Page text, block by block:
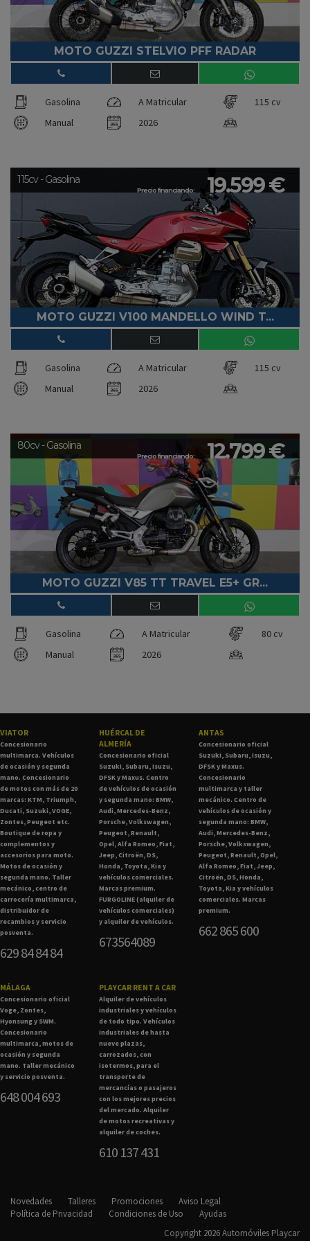
MOTO GUZZI STELVIO PFF RADAR
Gasolina A Matricular
115 cv
Manual
2026
Precio financiando: 19.599 €
115cv - Gasolina
MOTO GUZZI V100 MANDELLO WIND T...
Gasolina A Matricular
115 cv
Manual
2026
Precio financiando: 12.799 €
80cv - Gasolina
MOTO GUZZI V85 TT TRAVEL E5+ GR...
Gasolina A Matricular
80 cv
Manual
2026
VIATOR
Concesionario
multimarca. Vehículos
de ocasión y segunda
mano. Concesionario
de motos con más de 20
marcas: KTM, Triumph,
Ducati, Suzuki, VOGE,
Zontes, Peugeot etc.
Boutique de ropa y
complementos y
accesorios para moto.
Motos de ocasión y
segunda mano. Taller
mecánico, centro de
carrocería multimarca,
distribuidor de
recambios y servicio
posventa.
629 84 84 84
HUÉRCAL DE
ALMERÍA
Concesionario oficial
Suzuki, Subaru, Isuzu,
DFSK y Maxus. Centro
de vehículos de ocasión
y segunda mano: BMW,
Audi, Mercedes-Benz,
Porsche, Volkswagen,
Peugeot, Renault,
Opel, Alfa Romeo, Fiat,
Jeep, Citroën, DS,
Honda, Toyota, Kia y
vehículos comerciales.
Marcas premium.
FURGOLINE (alquiler de
vehículos comerciales)
y alquiler de vehículos.
673564089
ANTAS
Concesionario oficial
Suzuki, Subaru, Isuzu,
DFSK y Maxus.
Concesionario
multimarca y taller
mecánico. Centro de
vehículos de ocasión y
segunda mano: BMW,
Audi, Mercedes-Benz,
Porsche, Volkswagen,
Peugeot, Renault, Opel,
Alfa Romeo, Fiat, Jeep,
Citroën, DS, Honda,
Toyota, Kia y vehículos
comerciales. Marcas
premium.
662 865 600
MÁLAGA
Concesionario oficial
Voge, Zontes,
Hyonsung y SWM.
Concesionario
multimarca, motos de
ocasión y segunda
mano. Taller mecánico
y servicio posventa.
648 004 693
PLAYCAR RENT A CAR
Alquiler de vehículos
industriales y vehículos
de todo tipo. Vehículos
industriales de hasta
nueve plazas,
carrozados, con
isotermos, para el
transporte de
mercancías o pasajeros
con los mejores precios
del mercado. Alquiler
de motos recreativas y
alquiler de coches.
610 137 431
Novedades Talleres Promociones
Aviso Legal
Política de Privacidad
Condiciones de Uso
Ayudas
Copyright 2026 Automóviles Playcar